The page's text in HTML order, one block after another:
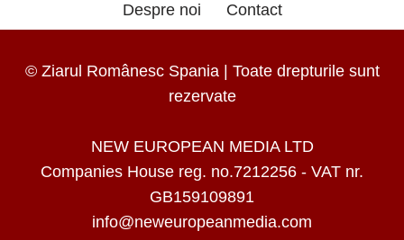
Despre noi Contact
© Ziarul Românesc Spania | Toate drepturile sunt
rezervate
NEW EUROPEAN MEDIA LTD
Companies House reg. no.7212256 - VAT nr.
GB159109891
info@neweuropeanmedia.com